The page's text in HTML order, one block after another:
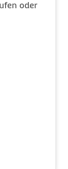
oder
die
die
Sie